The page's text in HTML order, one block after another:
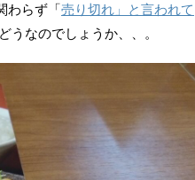
わらず「売り切れ」と言われて
なのでしょうか、、。